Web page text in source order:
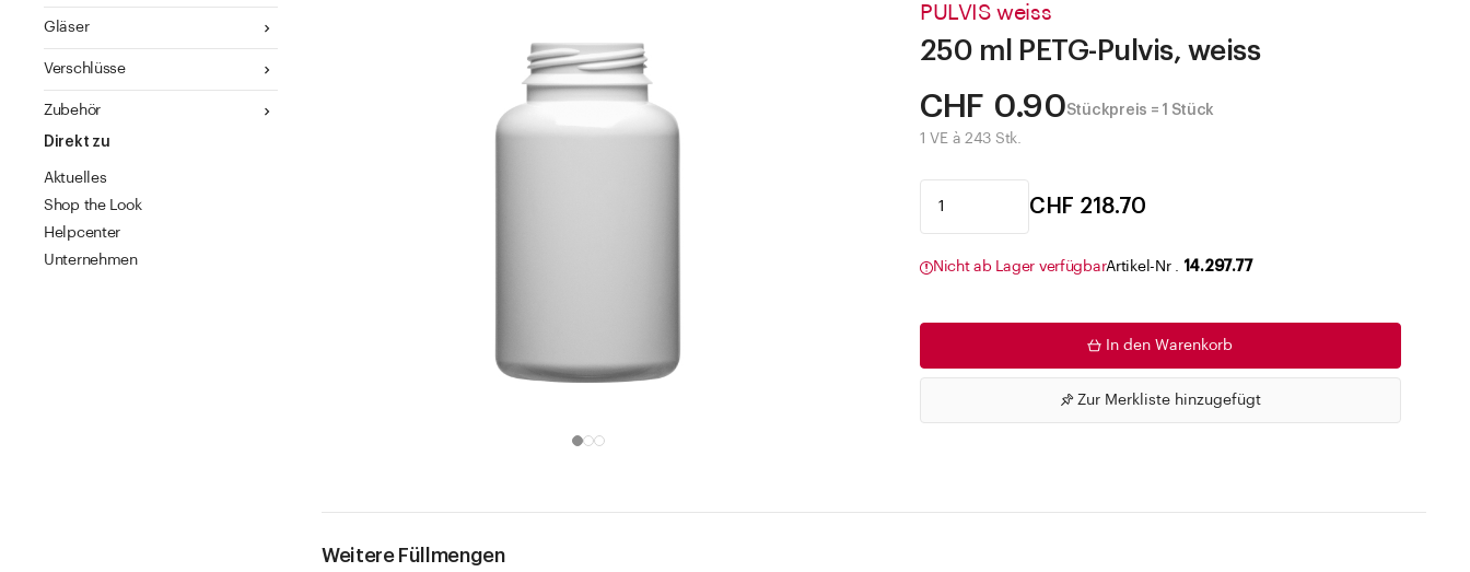
Gläser
Verschlüsse
Zubehör
Direkt zu
Aktuelles
Shop the Look
Helpcenter
Unternehmen
PULVIS weiss
250 ml PETG-Pulvis, weiss
CHF 0.90Stückpreis = 1 Stück
1 VE à 243 Stk.
CHF 218.70
Nicht ab Lager verfügbarArtikel-Nr . 14.297.77
In den Warenkorb
Zur Merkliste hinzugefügt
Weitere Füllmengen